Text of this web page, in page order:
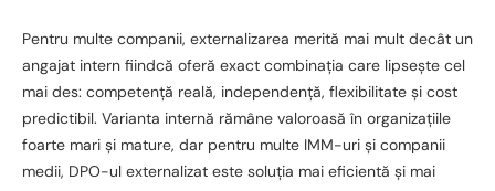
Pentru multe companii, externalizarea merită mai mult decât un
angajat intern fiindcă oferă exact combinația care lipsește cel
mai des: competență reală, independență, flexibilitate și cost
predictibil. Varianta internă rămâne valoroasă în organizațiile
foarte mari și mature, dar pentru multe IMM-uri și companii
medii, DPO-ul externalizat este soluția mai eficientă și mai